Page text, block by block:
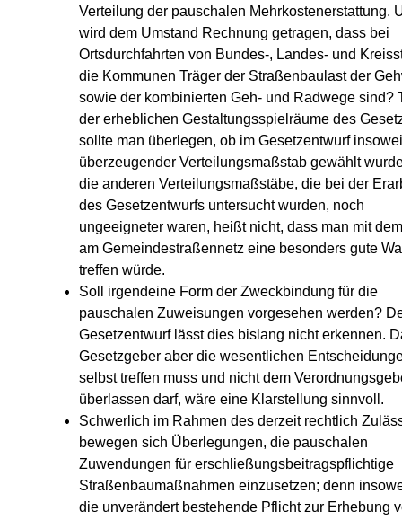
Verteilung der pauschalen Mehrkostenerstattung.
wird dem Umstand Rechnung getragen, dass bei
Ortsdurchfahrten von Bundes-, Landes- und
die Kommunen Träger der Straßenbaulast der
sowie der kombinierten Geh- und Radwege sind?
der erheblichen Gestaltungsspielräume des
sollte man überlegen, ob im Gesetzentwurf
überzeugender Verteilungsmaßstab gewählt
die anderen Verteilungsmaßstäbe, die bei der
des Gesetzentwurfs untersucht wurden, noch
ungeeigneter waren, heißt nicht, dass man mit
am Gemeindestraßennetz eine besonders gute
treffen würde.
Soll irgendeine Form der Zweckbindung für die
pauschalen Zuweisungen vorgesehen werden?
Gesetzentwurf lässt dies bislang nicht erkennen.
Gesetzgeber aber die wesentlichen
selbst treffen muss und nicht dem
überlassen darf, wäre eine Klarstellung sinnvoll.
Schwerlich im Rahmen des derzeit rechtlich
bewegen sich Überlegungen, die pauschalen
Zuwendungen für erschließungsbeitragspflichtige
Straßenbaumaßnahmen einzusetzen; denn
die unverändert bestehende Pflicht zur Erhebung